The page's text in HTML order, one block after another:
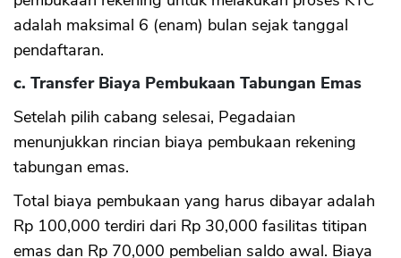
adalah maksimal 6 (enam) bulan sejak tanggal
pendaftaran.
c. Transfer Biaya Pembukaan Tabungan Emas
Setelah pilih cabang selesai, Pegadaian
menunjukkan rincian biaya pembukaan rekening
tabungan emas.
Total biaya pembukaan yang harus dibayar adalah
Rp 100,000 terdiri dari Rp 30,000 fasilitas titipan
emas dan Rp 70,000 pembelian saldo awal. Biaya